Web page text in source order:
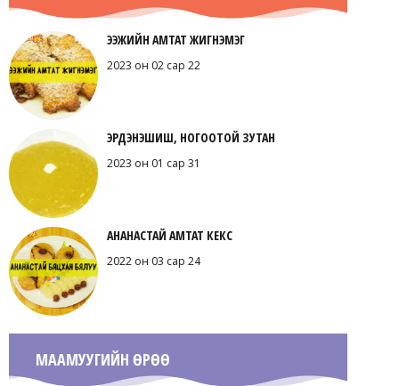
ЭЭЖИЙН АМТАТ ЖИГНЭМЭГ
2023 он 02 сар 22
ЭРДЭНЭШИШ, НОГООТОЙ ЗУТАН
2023 он 01 сар 31
АНАНАСТАЙ АМТАТ КЕКС
2022 он 03 сар 24
МААМУУГИЙН ӨРӨӨ